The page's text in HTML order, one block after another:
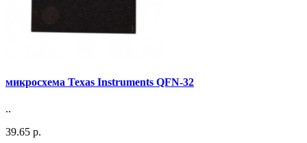
микросхема Texas Instruments QFN-32
..
39.65 р.